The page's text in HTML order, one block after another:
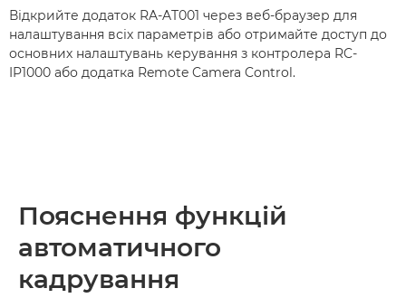
Відкрийте додаток RA-AT001 через веб-браузер для
налаштування всіх параметрів або отримайте доступ до
основних налаштувань керування з контролера RC-
IP1000 або додатка Remote Camera Control.
Пояснення функцій
автоматичного
кадрування